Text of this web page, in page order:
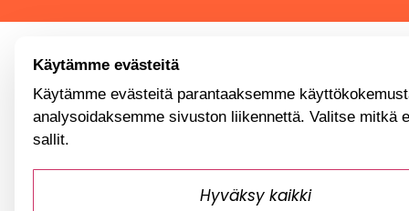
Käytämme evästeitä
Käytämme evästeitä parantaaksemme
analysoidaksemme sivuston liikennettä. Valitse mitkä
sallit.
Hyväksy kaikki